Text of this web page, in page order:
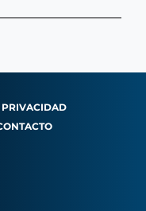
PRIVACIDAD